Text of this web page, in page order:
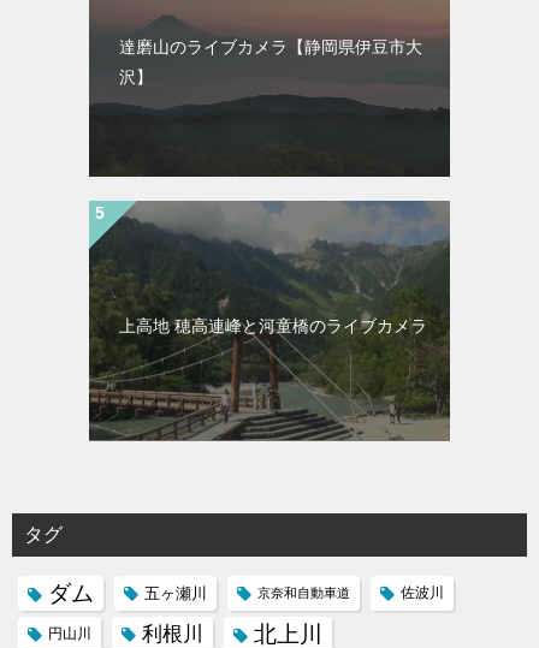
達磨山のライブカメラ【静岡県伊豆市大
沢】
上高地 穂高連峰と河童橋のライブカメラ
タグ
ダム 五ヶ瀬川 京奈和自動車道 佐波川
円山川 利根川 北上川